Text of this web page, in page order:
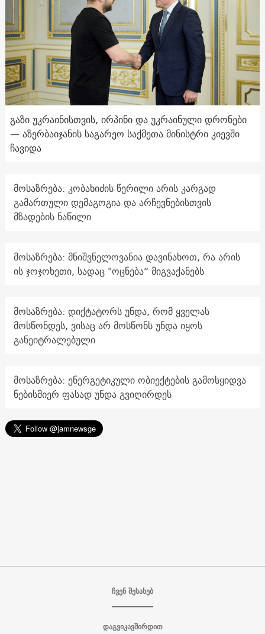
გაზი უკრაინისთვის, ირპინი და უკრაინული დრონები
— აზერბაიჯანის საგარეო საქმეთა მინისტრი კიევში
ჩავიდა
მოსაზრება: კობახიძის წერილი არის კარგად
გამართული დემაგოგია და არჩევნებისთვის
მზადების ნაწილი
მოსაზრება: მნიშვნელოვანია დავინახოთ, რა არის
ის ჯოჯოხეთი, სადაც "ოცნება“ მიგვაქანებს
მოსაზრება: დიქტატორს უნდა, რომ ყველას
მოსწონდეს, ვისაც არ მოსწონს უნდა იყოს
განეიტრალებული
მოსაზრება: ენერგეტიკული ობიექტების გამოსყიდვა
ნებისმიერ ფასად უნდა გვიღირდეს
ჩვენ შესახებ
დაგვიკავშირდით